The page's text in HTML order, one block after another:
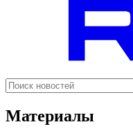
Материалы